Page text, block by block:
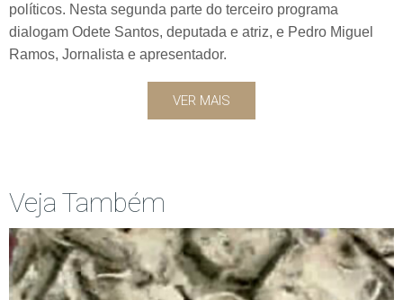
políticos. Nesta segunda parte do terceiro programa
dialogam Odete Santos, deputada e atriz, e Pedro Miguel
Ramos, Jornalista e apresentador.
VER MAIS
Veja Também